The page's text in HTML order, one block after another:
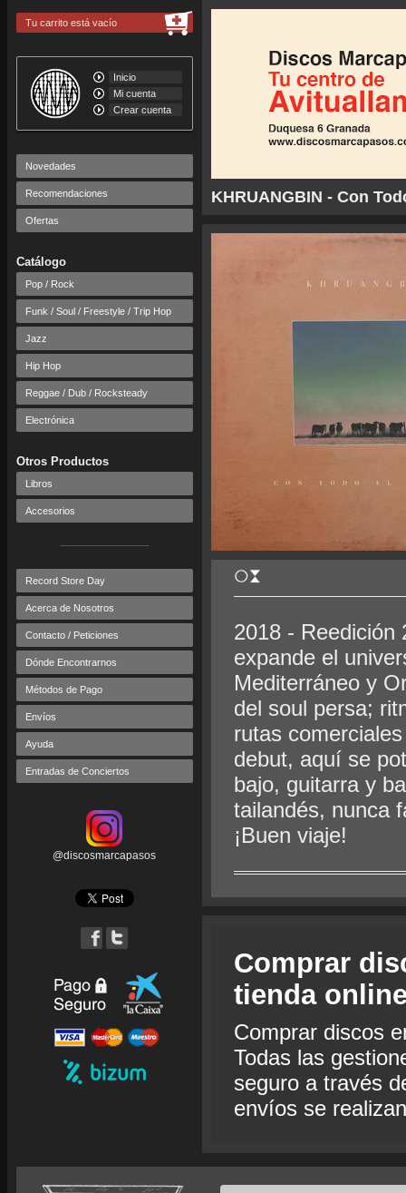
KHRUANGBIN - Con
Tu carrito está vacío
Inicio
Mi cuenta
Crear cuenta
Novedades
Recomendaciones
Ofertas
Catálogo
Pop / Rock
Funk / Soul / Freestyle / Trip Hop
Jazz
Hip Hop
Reggae / Dub / Rocksteady
Electrónica
Otros Productos
Libros
Accesorios
Record Store Day
Acerca de Nosotros
Contacto / Peticiones
Dónde Encontrarnos
Métodos de Pago
Envíos
Ayuda
Entradas de Conciertos
@discosmarcapasos
2018 - Reedición
expande el
Mediterráneo y
del soul persa;
rutas
debut, aquí se
bajo, guitarra y
tailandés, nunca
¡Buen viaje!
Comprar
tienda
Comprar discos
Todas las
seguro a través
envíos se